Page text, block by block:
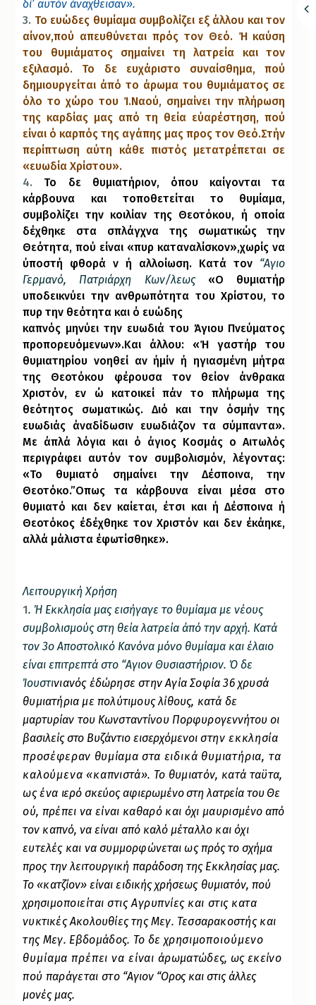
δί’ αυτόν άναχθεϊσαν».
3. Το ευώδες θυμίαμα συμβολίζει εξ άλλου και τον
αίνον,πού απευθύνεται πρός τον Θεό. Ή καύση
του θυμιάματος σημαίνει τη λατρεία και τον
εξιλασμό. Το δε ευχάριστο συναίσθημα, πού
δημιουργείται άπό το άρωμα του θυμιάματος σε
όλο το χώρο του Ί.Ναού, σημαίνει την πλήρωση
της καρδίας μας από τη θεία εύαρέστηση, πού
είναι ό καρπός της αγάπης μας προς τον Θεό.Στήν
περίπτωση αύτη κάθε πιστός μετατρέπεται σε
«ευωδία Χρίστου».
4. Το δε θυμιατήριον, όπου καίγονται τα
κάρβουνα και τοποθετείται το θυμίαμα,
συμβολίζει την κοιλίαν της Θεοτόκου, ή οποία
δέχθηκε στα σπλάγχνα της σωματικώς την
Θεότητα, πού είναι «πυρ καταναλίσκον»,χωρίς να
ύποστή φθορά ν ή αλλοίωση. Κατά τον “Αγιο
Γερμανό, Πατριάρχη Κων/λεως«Ο θυμιατήρ
υποδεικνύει την ανθρωπότητα του Χρίστου, το
πυρ την θεότητα και ό ευώδης
καπνός μηνύει την ευωδιά του Άγιου Πνεύματος
προπορευόμενων».Και άλλου: «Ή γαστήρ του
θυμιατηρίου νοηθεί αν ήμίν ή ηγιασμένη μήτρα
της Θεοτόκου φέρουσα τον θείον άνθρακα
Χριστόν, εν ώ κατοικεί πάν το πλήρωμα της
θεότητος σωματικώς. Διό και την όσμήν της
ευωδιάς άναδίδωσιν ευωδιάζον τα σύμπαντα».
Με άπλά λόγια και ό άγιος Κοσμάς ο Αιτωλός
περιγράφει αυτόν τον συμβολισμόν, λέγοντας:
«Το θυμιατό σημαίνει την Δέσποινα, την
Θεοτόκο.”Οπως τα κάρβουνα είναι μέσα στο
θυμιατό και δεν καίεται, έτσι και ή Δέσποινα ή
Θεοτόκος έδέχθηκε τον Χριστόν και δεν έκάηκε,
αλλά μάλιστα έφωτίσθηκε».
Λειτουργική Χρήση
1. Ή Εκκλησία μας εισήγαγε το θυμίαμα με νέους
συμβολισμούς στη θεία λατρεία άπό την αρχή. Κατά
τον 3ο Αποστολικό Κανόνα μόνο θυμίαμα και έλαιο
είναι επιτρεπτά στο “Αγιον Θυσιαστήριον. Ό δε
Ίουστινιανός έδώρησε στην Αγία Σοφία 36 χρυσά
θυμιατήρια με πολύτιμους λίθους, κατά δε
μαρτυρίαν του Κωνσταντίνου Πορφυρογεννήτου οι
βασιλείς στο Βυζάντιο εισερχόμενοι στην εκκλησία
προσέφεραν θυμίαμα στα ειδικά θυμιατήρια, τα
καλούμενα «κα­πνιστά». Το θυμιατόν, κατά ταϋτα,
ως ένα ιερό σκεύος αφιερωμένο στη λατρεία του Θε­
ού, πρέπει να είναι καθαρό και όχι μαυρι­σμένο από
τον καπνό, να είναι από καλό μέ­ταλλο και όχι
ευτελές και να συμμορφώνε­ται ως πρός το σχήμα
προς την λειτουργική παράδοση της Εκκλησίας μας.
Το «κατζίον» είναι ειδικής χρήσεως θυμιατόν, πού
χρησι­μοποιείται στις Αγρυπνίες και στις κατα­
νυκτικές Ακολουθίες της Μεγ. Τεσσαρακο­στής και
της Μεγ. Εβδομάδος. Το δε χρη­σιμοποιούμενο
θυμίαμα πρέπει να είναι άρωματώδες, ως εκείνο
πού παράγεται στο “Αγιον “Ορος και στις άλλες
μονές μας.